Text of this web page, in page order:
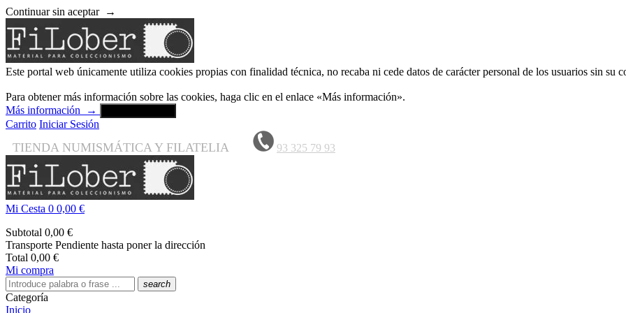
Continuar sin aceptar →
Este portal web únicamente utiliza cookies propias con finalidad técnica, no recaba ni cede datos de carácter personal de los usuarios sin su
Para obtener más información sobre las cookies, haga clic en el enlace «Más información».
Más información
→
Carrito Iniciar Sesión
TIENDA NUMISMÁTICA Y FILATELIA 93 325 79 93
Mi Cesta 0 0,00 €
Subtotal 0,00 €
Transporte Pendiente hasta poner la dirección
Total 0,00 €
Mi compra
search
Categoría
Inicio